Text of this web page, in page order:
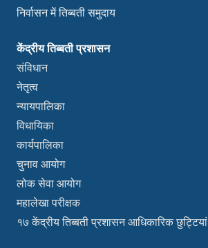
निर्वासन में तिब्बती समुदाय
केंद्रीय तिब्बती प्रशासन
संविधान
नेतृत्व
न्यायपालिका
विधायिका
कार्यपालिका
चुनाव आयोग
लोक सेवा आयोग
महालेखा परीक्षक
१७ केंद्रीय तिब्बती प्रशासन आधिकारिक छुट्टियां